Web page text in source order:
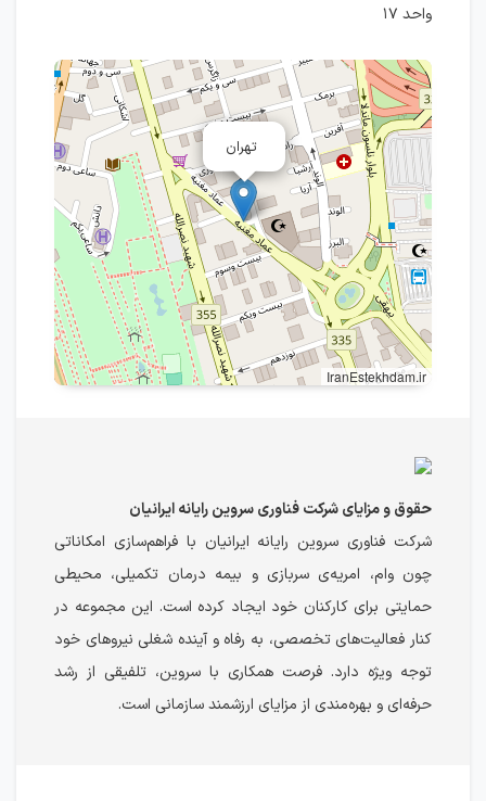
واحد ۱۷
تهران
IranEstekhdam.ir
حقوق و مزایای شرکت فناوری سروین رایانه ایرانیان
شرکت فناوری سروین رایانه ایرانیان با فراهم‌سازی امکاناتی
چون وام، امریه‌ی سربازی و بیمه درمان تکمیلی، محیطی
حمایتی برای کارکنان خود ایجاد کرده است. این مجموعه در
کنار فعالیت‌های تخصصی، به رفاه و آینده شغلی نیروهای خود
توجه ویژه دارد. فرصت همکاری با سروین، تلفیقی از رشد
حرفه‌ای و بهره‌مندی از مزایای ارزشمند سازمانی است.